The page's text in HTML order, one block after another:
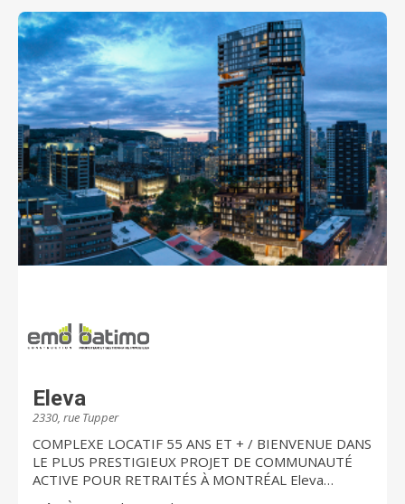
Eleva
2330, rue Tupper
COMPLEXE LOCATIF 55 ANS ET + / BIENVENUE DANS
LE PLUS PRESTIGIEUX PROJET DE COMMUNAUTÉ
ACTIVE POUR RETRAITÉS À MONTRÉAL Eleva
impressionne et capte l'imaginaire. Spécialement